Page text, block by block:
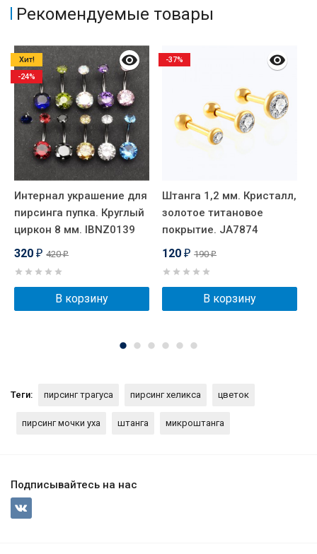
Рекомендуемые товары
Интернал украшение для
пирсинга пупка. Круглый
циркон 8 мм. IBNZ0139
320 ₽ 420₽
В корзину
Хит!
-24%
Штанга 1,2 мм. Кристалл,
золотое титановое
покрытие. JA7874
120 ₽ 190₽
В корзину
-37%
Теги: пирсинг трагуса пирсинг хеликса цветок
пирсинг мочки уха штанга микроштанга
Подписывайтесь на нас